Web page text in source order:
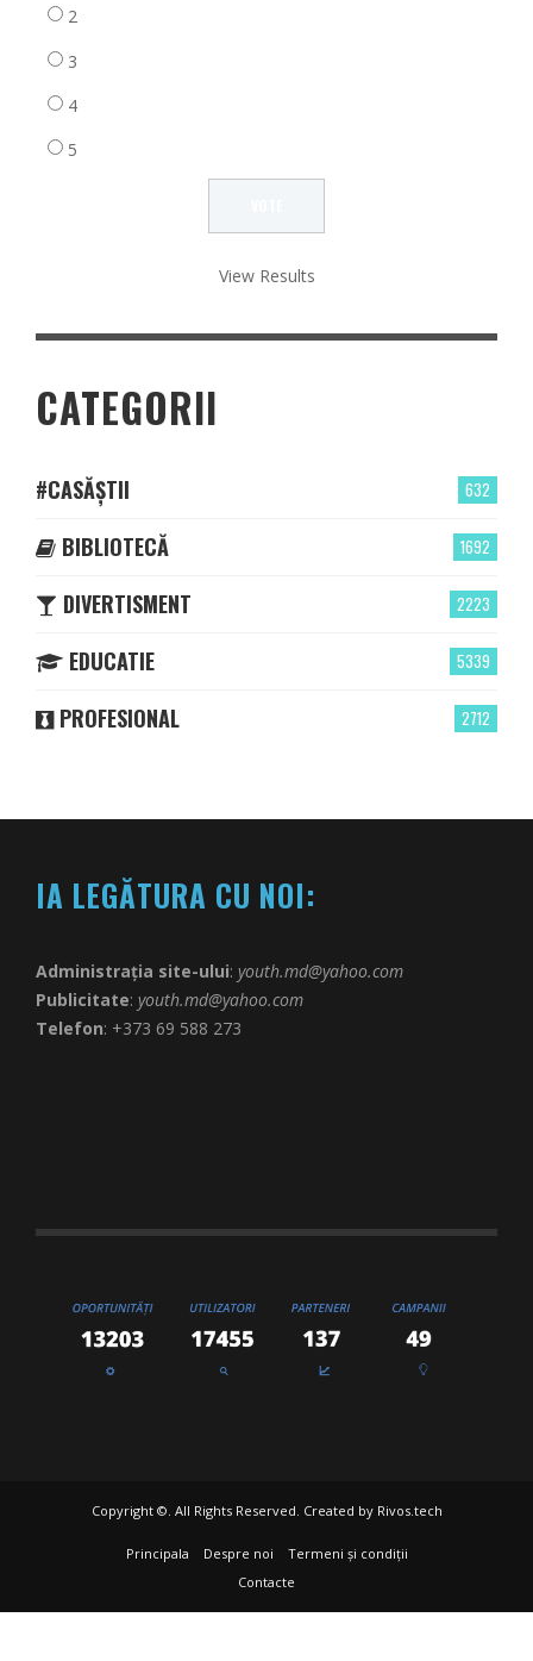
2
3
4
5
View Results
CATEGORII
632
#CASĂȘTII
1692
BIBLIOTECĂ
2223
DIVERTISMENT
5339
EDUCATIE
2712
PROFESIONAL
IA LEGĂTURA CU NOI:
Administrația site-ului: youth.md@yahoo.com
Publicitate: youth.md@yahoo.com
Telefon: +373 69 588 273
Copyright ©. All Rights Reserved. Created by Rivos.tech
Principala Despre noi
Termeni și condiții
Contacte